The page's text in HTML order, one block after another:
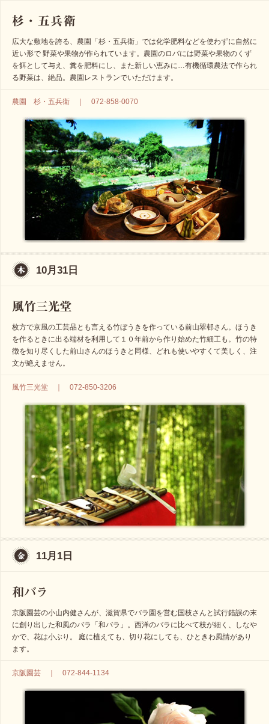
広大な敷地を誇る、農園「杉・五兵衛」では化学肥料などを使わずに自然に
近い形で 野菜や果物が作られています。農園のロバには野菜や果物のくず
を餌として与え、糞を肥料にし、また新しい恵みに…有機循環農法で作られ
る野菜は、絶品。農園レストランでいただけます。
農園 杉・五兵衛 ｜ 072-858-0070
10月31日
枚方で京風の工芸品とも言える竹ぼうきを作っている前山翠邨さん。ほうき
を作るときに出る端材を利用して１０年前から作り始めた竹細工も。竹の特
徴を知り尽くした前山さんのほうきと同様、どれも使いやすくて美しく、注
文が絶えません。
風竹三光堂 ｜ 072-850-3206
11月1日
京阪園芸の小山内健さんが、滋賀県でバラ園を営む国枝さんと試行錯誤の末
に創り出した和風のバラ「和バラ」。西洋のバラに比べて枝が細く、しなや
かで、花は小ぶり。 庭に植えても、切り花にしても、ひときわ風情があり
ます。
京阪園芸 ｜ 072-844-1134